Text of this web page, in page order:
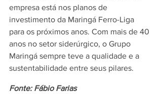
empresa está nos planos de
investimento da Maringá Ferro-Liga
para os próximos anos. Com mais de 40
anos no setor siderúrgico, o Grupo
Maringá sempre teve a qualidade e a
sustentabilidade entre seus pilares.
Fonte: Fábio Farias